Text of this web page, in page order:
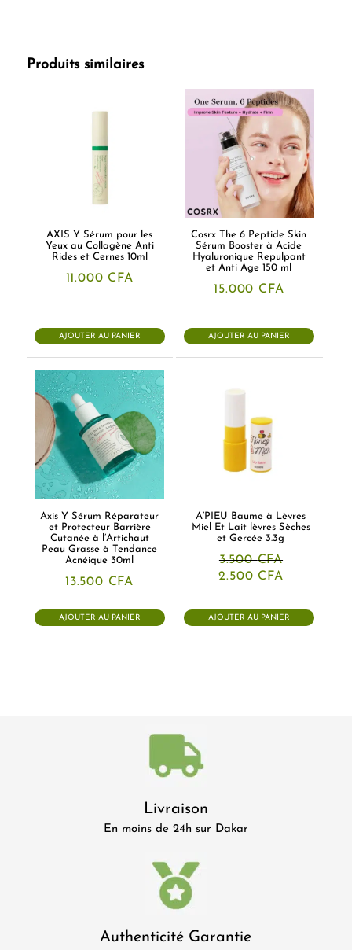
Produits similaires
AXIS Y Sérum pour les
Yeux au Collagène Anti
Rides et Cernes 10ml
11.000 CFA
AJOUTER AU PANIER
Cosrx The 6 Peptide Skin
Sérum Booster à Acide
Hyaluronique Repulpant
et Anti Age 150 ml
15.000 CFA
AJOUTER AU PANIER
Axis Y Sérum Réparateur
et Protecteur Barrière
Cutanée à l’Artichaut
Peau Grasse à Tendance
Acnéique 30ml
13.500 CFA
AJOUTER AU PANIER
A’PIEU Baume à Lèvres
Miel Et Lait lèvres Sèches
et Gercée 3.3g
3.500CFA
Le
était :
3.500 CFA.
2.500 CFA
est :
2.500 CFA.
AJOUTER AU PANIER
Livraison
En moins de 24h sur Dakar
Authenticité Garantie